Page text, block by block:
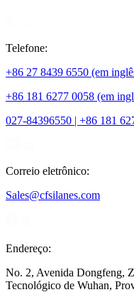
Telefone:
+86 27 8439 6550 (em
+86 181 6277 0058 (em
027-84396550 | +86 181
Correio eletrônico:
Sales@cfsilanes.com
Endereço:
No. 2, Avenida Dongfeng,
Tecnológico de Wuhan,